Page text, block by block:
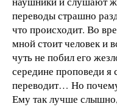
переводы страшно
что происходит. Во
мной стоит человек и
чуть не побил его
середине проповеди я
переводит… Но
Ему так лучше